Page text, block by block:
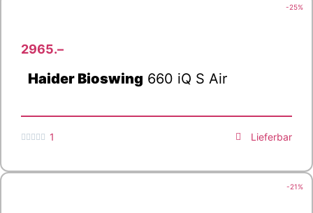
-25%
2965.–
Haider Bioswing 660 iQ S Air
1
 Lieferbar
-21%